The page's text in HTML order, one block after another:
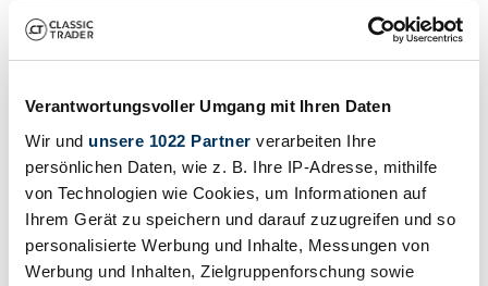
Verantwortungsvoller Umgang mit Ihren Daten
Wir und unsere 1022 Partner verarbeiten Ihre
persönlichen Daten, wie z. B. Ihre IP-Adresse, mithilfe
von Technologien wie Cookies, um Informationen auf
Ihrem Gerät zu speichern und darauf zuzugreifen und so
personalisierte Werbung und Inhalte, Messungen von
Werbung und Inhalten, Zielgruppenforschung sowie
Chrysler Modelle
Chrysler B-70
Chrysler Daytona
Chrysler Le Baron
Chrysler New Yorker
Chrysler Sebring
Chrysler Serie 75
Chrysler Special
Suchergebnisse
Zur Zeit sind keine passenden Inserate zu Ihrer Suche veröffentlicht.